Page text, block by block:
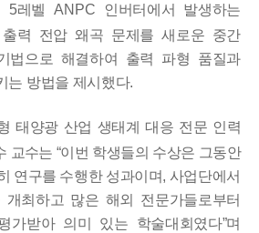
5레벨 ANPC
인버터에서 발생하는
력 전압 왜곡 문제를 새로운 중간
법으로 해결하여 출력 파형 품질과
는 방법을 제시했다.
태양광 산업 생태계 대응 전문 인력
교수는 “이번 학생들의 수상은 그동안
연구를 수행한 성과이며, 사업단에서
최하고 많은 해외 전문가들로부터
가받아 의미 있는 학술대회였다”며